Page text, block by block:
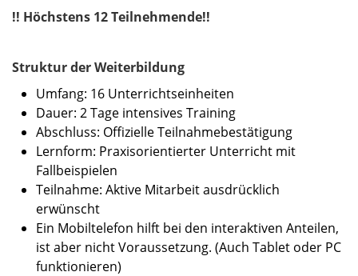
!! Höchstens 12 Teilnehmende!!
Struktur der Weiterbildung
Umfang: 16 Unterrichtseinheiten
Dauer: 2 Tage intensives Training
Abschluss: Offizielle Teilnahmebestätigung
Lernform: Praxisorientierter Unterricht mit
Fallbeispielen
Teilnahme: Aktive Mitarbeit ausdrücklich
erwünscht
Ein Mobiltelefon hilft bei den interaktiven Anteilen,
ist aber nicht Voraussetzung. (Auch Tablet oder PC
funktionieren)